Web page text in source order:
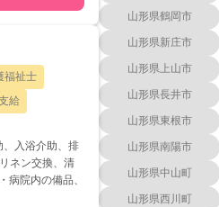
福祉士
給
、入浴介助、排
ネン交換、清
病院内の備品、
山形県鶴岡市
山形県新庄市
山形県上山市
山形県長井市
山形県東根市
山形県南陽市
山形県中山町
山形県西川町